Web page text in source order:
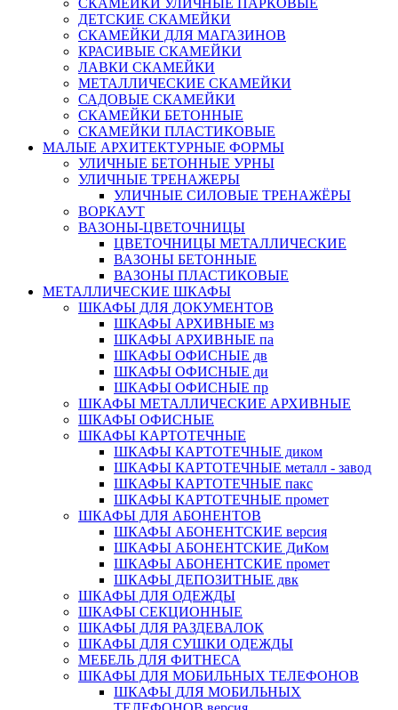
ДЕТСКИЕ СКАМЕЙКИ
СКАМЕЙКИ ДЛЯ МАГАЗИНОВ
КРАСИВЫЕ СКАМЕЙКИ
ЛАВКИ СКАМЕЙКИ
МЕТАЛЛИЧЕСКИЕ СКАМЕЙКИ
САДОВЫЕ СКАМЕЙКИ
СКАМЕЙКИ БЕТОННЫЕ
СКАМЕЙКИ ПЛАСТИКОВЫЕ
МАЛЫЕ АРХИТЕКТУРНЫЕ ФОРМЫ
УЛИЧНЫЕ БЕТОННЫЕ УРНЫ
УЛИЧНЫЕ ТРЕНАЖЕРЫ
УЛИЧНЫЕ СИЛОВЫЕ ТРЕНАЖЁРЫ
ВОРКАУТ
ВАЗОНЫ-ЦВЕТОЧНИЦЫ
ЦВЕТОЧНИЦЫ МЕТАЛЛИЧЕСКИЕ
ВАЗОНЫ БЕТОННЫЕ
ВАЗОНЫ ПЛАСТИКОВЫЕ
МЕТАЛЛИЧЕСКИЕ ШКАФЫ
ШКАФЫ ДЛЯ ДОКУМЕНТОВ
ШКАФЫ АРХИВНЫЕ мз
ШКАФЫ АРХИВНЫЕ па
ШКАФЫ ОФИСНЫЕ дв
ШКАФЫ ОФИСНЫЕ ди
ШКАФЫ ОФИСНЫЕ пр
ШКАФЫ МЕТАЛЛИЧЕСКИЕ АРХИВНЫЕ
ШКАФЫ ОФИСНЫЕ
ШКАФЫ КАРТОТЕЧНЫЕ
ШКАФЫ КАРТОТЕЧНЫЕ диком
ШКАФЫ КАРТОТЕЧНЫЕ металл - завод
ШКАФЫ КАРТОТЕЧНЫЕ пакс
ШКАФЫ КАРТОТЕЧНЫЕ промет
ШКАФЫ ДЛЯ АБОНЕНТОВ
ШКАФЫ АБОНЕНТСКИЕ версия
ШКАФЫ АБОНЕНТСКИЕ ДиКом
ШКАФЫ АБОНЕНТСКИЕ промет
ШКАФЫ ДЕПОЗИТНЫЕ двк
ШКАФЫ ДЛЯ ОДЕЖДЫ
ШКАФЫ СЕКЦИОННЫЕ
ШКАФЫ ДЛЯ РАЗДЕВАЛОК
ШКАФЫ ДЛЯ СУШКИ ОДЕЖДЫ
МЕБЕЛЬ ДЛЯ ФИТНЕСА
ШКАФЫ ДЛЯ МОБИЛЬНЫХ ТЕЛЕФОНОВ
ШКАФЫ ДЛЯ МОБИЛЬНЫХ